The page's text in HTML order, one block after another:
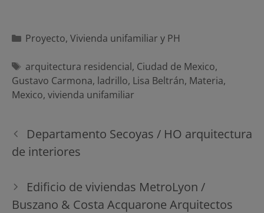
Categorías
Proyecto, Vivienda unifamiliar y PH
Etiquetas
arquitectura residencial, Ciudad de Mexico,
Gustavo Carmona, ladrillo, Lisa Beltrán, Materia,
Mexico, vivienda unifamiliar
Navegación
de
entradas
Departamento Secoyas / HO arquitectura
de interiores
Edificio de viviendas MetroLyon /
Buszano & Costa Acquarone Arquitectos